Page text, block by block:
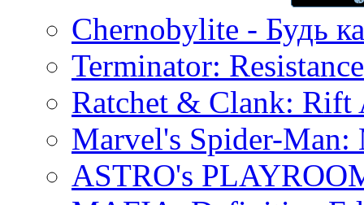
Chernobylite - Будь
Terminator:
Ratchet & Clank: Rift
Marvel's Spider-Man:
ASTRO's